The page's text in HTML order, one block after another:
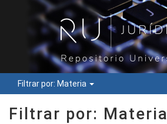
Filtrar por: Materia
Filtrar por: Materia